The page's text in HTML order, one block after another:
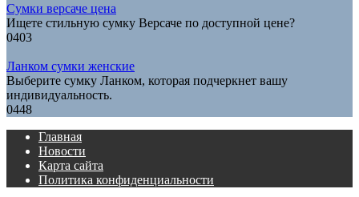
Сумки версаче цена
Ищете стильную сумку Версаче по доступной цене?
0403
Ланком сумки женские
Выберите сумку Ланком, которая подчеркнет вашу
индивидуальность.
0448
Главная
Новости
Карта сайта
Политика конфиденциальности